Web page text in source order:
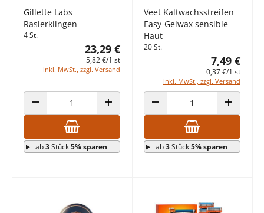
Gillette Labs
Rasierklingen
4 St.
23,29 €
5,82 €/1 st
inkl. MwSt., zzgl. Versand
ANZAHL VERRINGERN ANZAHL ERHÖHEN
ab3Stück5% sparen
Veet Kaltwachsstreifen
Easy-Gelwax sensible
Haut
20 St.
7,49 €
0,37 €/1 st
inkl. MwSt., zzgl. Versand
ANZAHL VERRINGERN ANZAHL
ab3Stück5% sparen